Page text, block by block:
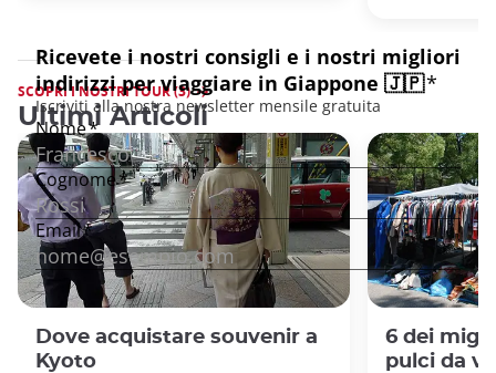
SCOPRI I NOSTRI TOUR (3)
Ultimi Articoli
Dove acquistare souvenir a
Kyoto
6 dei
pulci da